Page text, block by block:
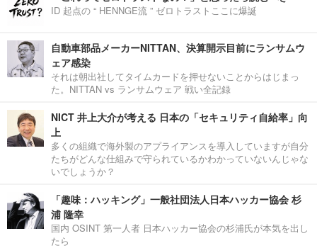
ID 起点の “ HENNGE流 ” ゼロトラストここに爆誕
自動車部品メーカーNITTAN、決算開示目前にランサムウ
ェア感染
それは朝出社してタイムカードを押せないことからはじまっ
た。NITTAN vs ランサムウェア 戦い全記録
NICT 井上大介が考える 日本の「セキュリティ自給率」向
上
多くの組織で海外製のアプライアンスを導入していますが自分
たちがどんな仕組みで守られているかわかっていないんじゃな
いでしょうか？
「趣味：ハッキング」一般社団法人日本ハッカー協会 杉
浦 隆幸
国内 OSINT 第一人者 日本ハッカー協会の杉浦氏が本気を出し
たら